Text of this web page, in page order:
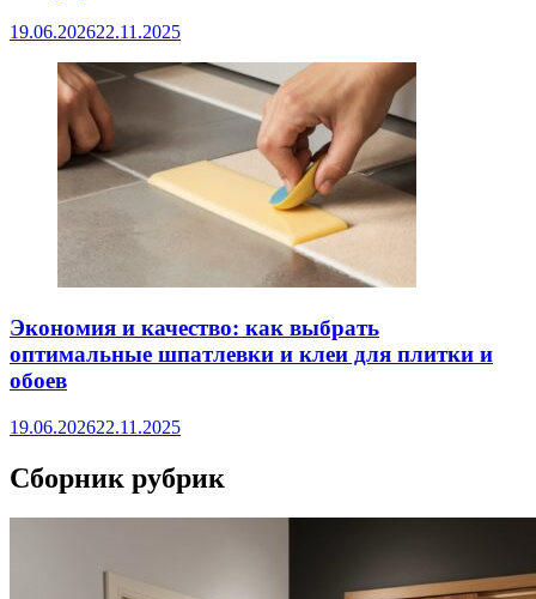
19.06.202622.11.2025
Экономия и качество: как выбрать
оптимальные шпатлевки и клеи для плитки и
обоев
19.06.202622.11.2025
Сборник рубрик